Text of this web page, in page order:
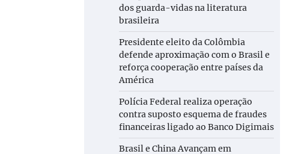
dos guarda-vidas na literatura
brasileira
Presidente eleito da Colômbia
defende aproximação com o Brasil e
reforça cooperação entre países da
América
Polícia Federal realiza operação
contra suposto esquema de fraudes
financeiras ligado ao Banco Digimais
Brasil e China Avançam em